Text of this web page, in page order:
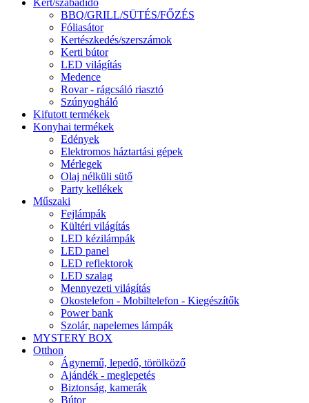
BBQ/GRILL/SÜTÉS/FŐZÉS
Fóliasátor
Kertészkedés/szerszámok
Kerti bútor
LED világítás
Medence
Rovar - rágcsáló riasztó
Szúnyogháló
Kifutott termékek
Konyhai termékek
Edények
Elektromos háztartási gépek
Mérlegek
Olaj nélküli sütő
Party kellékek
Műszaki
Fejlámpák
Kültéri világítás
LED kézilámpák
LED panel
LED reflektorok
LED szalag
Mennyezeti világítás
Okostelefon - Mobiltelefon - Kiegészítők
Power bank
Szolár, napelemes lámpák
MYSTERY BOX
Otthon
Ágynemű, lepedő, törölköző
Ajándék - meglepetés
Biztonság, kamerák
Bútor